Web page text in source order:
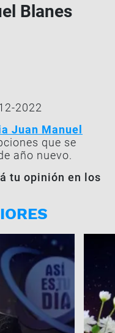
Blanes
2022
Juan Manuel
que se
año nuevo.
tu opinión en los